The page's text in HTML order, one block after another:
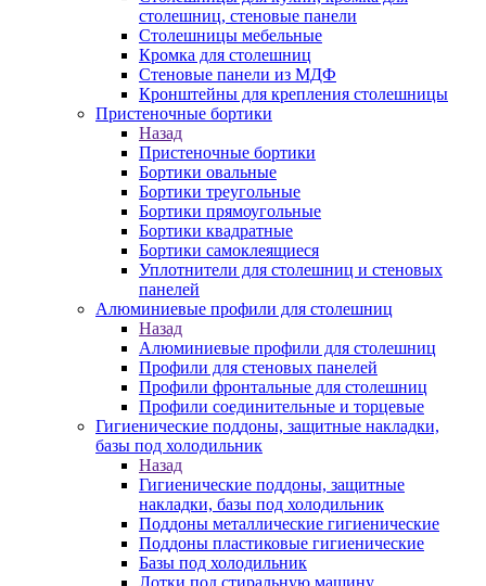
столешниц, стеновые панели
Столешницы мебельные
Кромка для столешниц
Стеновые панели из МДФ
Кронштейны для крепления столешницы
Пристеночные бортики
Назад
Пристеночные бортики
Бортики овальные
Бортики треугольные
Бортики прямоугольные
Бортики квадратные
Бортики самоклеящиеся
Уплотнители для столешниц и стеновых
панелей
Алюминиевые профили для столешниц
Назад
Алюминиевые профили для столешниц
Профили для стеновых панелей
Профили фронтальные для столешниц
Профили соединительные и торцевые
Гигиенические поддоны, защитные накладки,
базы под холодильник
Назад
Гигиенические поддоны, защитные
накладки, базы под холодильник
Поддоны металлические гигиенические
Поддоны пластиковые гигиенические
Базы под холодильник
Лотки под стиральную машину